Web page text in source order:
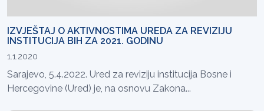
IZVJEŠTAJ O AKTIVNOSTIMA UREDA ZA REVIZIJU
INSTITUCIJA BIH ZA 2021. GODINU
1.1.2020
Sarajevo, 5.4.2022. Ured za reviziju institucija Bosne i
Hercegovine (Ured) je, na osnovu Zakona...